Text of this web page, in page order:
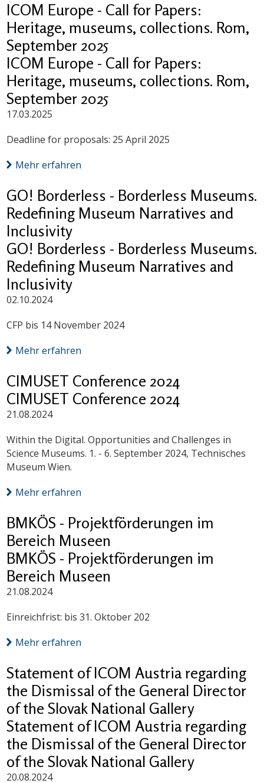
ICOM Europe - Call for Papers:
Heritage, museums, collections. Rom,
September 2025
ICOM Europe - Call for Papers:
Heritage, museums, collections. Rom,
September 2025
17.03.2025
Deadline for proposals: 25 April 2025
Mehr erfahren
GO! Borderless - Borderless Museums.
Redefining Museum Narratives and
Inclusivity
GO! Borderless - Borderless Museums.
Redefining Museum Narratives and
Inclusivity
02.10.2024
CFP bis 14 November 2024
Mehr erfahren
CIMUSET Conference 2024
CIMUSET Conference 2024
21.08.2024
Within the Digital. Opportunities and Challenges in
Science Museums. 1. - 6. September 2024, Technisches
Museum Wien.
Mehr erfahren
BMKÖS - Projektförderungen im
Bereich Museen
BMKÖS - Projektförderungen im
Bereich Museen
21.08.2024
Einreichfrist: bis 31. Oktober 202
Mehr erfahren
Statement of ICOM Austria regarding
the Dismissal of the General Director
of the Slovak National Gallery
Statement of ICOM Austria regarding
the Dismissal of the General Director
of the Slovak National Gallery
20.08.2024